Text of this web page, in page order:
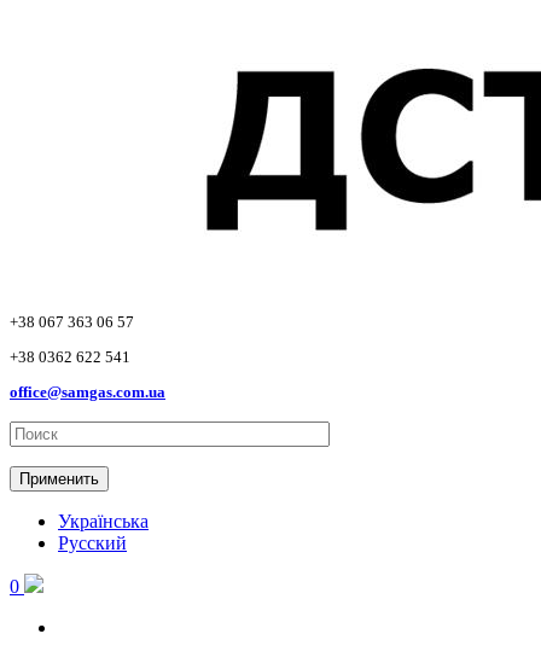
+38 067 363 06 57
+38 0362 622 541
office@samgas.com.ua
Применить
Українська
Русский
0